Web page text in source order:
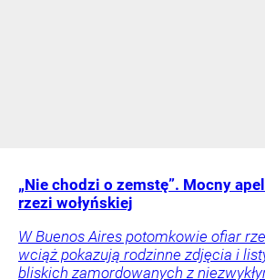
„Nie chodzi o zemstę”. Mocny
rzezi wołyńskiej
W Buenos Aires potomkowie ofiar
wciąż pokazują rodzinne zdjęcia i
bliskich zamordowanych z